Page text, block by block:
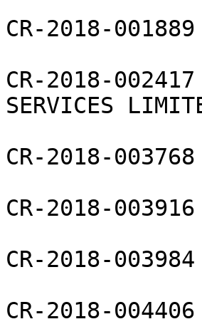
CR-2018-001889
CR-2018-002417
SERVICES
CR-2018-
CR-2018-003916
CR-2018-003984
CR-2018-